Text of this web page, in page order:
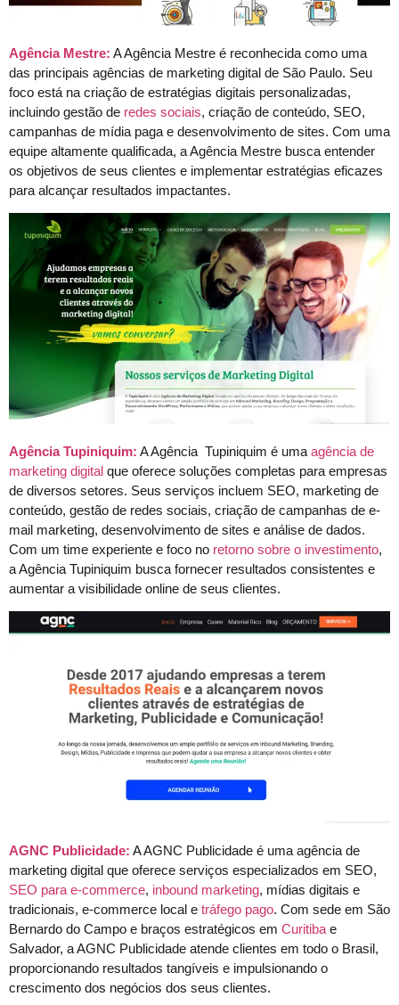
Agência Mestre: A Agência Mestre é reconhecida como uma
das principais agências de marketing digital de São Paulo. Seu
foco está na criação de estratégias digitais personalizadas,
incluindo gestão de redes sociais, criação de conteúdo, SEO,
campanhas de mídia paga e desenvolvimento de sites. Com uma
equipe altamente qualificada, a Agência Mestre busca entender
os objetivos de seus clientes e implementar estratégias eficazes
para alcançar resultados impactantes.
Agência Tupiniquim: A Agência Tupiniquim é uma agência de
marketing digital que oferece soluções completas para empresas
de diversos setores. Seus serviços incluem SEO, marketing de
conteúdo, gestão de redes sociais, criação de campanhas de e-
mail marketing, desenvolvimento de sites e análise de dados.
Com um time experiente e foco no retorno sobre o investimento,
a Agência Tupiniquim busca fornecer resultados consistentes e
aumentar a visibilidade online de seus clientes.
AGNC Publicidade: A AGNC Publicidade é uma agência de
marketing digital que oferece serviços especializados em SEO,
SEO para e-commerce, inbound marketing, mídias digitais e
tradicionais, e-commerce local e tráfego pago. Com sede em São
Bernardo do Campo e braços estratégicos em Curitiba e
Salvador, a AGNC Publicidade atende clientes em todo o Brasil,
proporcionando resultados tangíveis e impulsionando o
crescimento dos negócios dos seus clientes.